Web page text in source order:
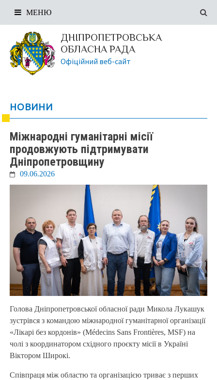
ДНІПРОПЕТРОВСЬКА
ОБЛАСНА РАДА
Офіційний веб-сайт
МЕНЮ
НОВИНИ
Міжнародні гуманітарні місії
продовжують підтримувати
Дніпропетровщину
09.06.2026
Голова Дніпропетровської обласної ради Микола Лукашук
зустрівся з командою міжнародної гуманітарної організації
«Лікарі без кордонів» (Médecins Sans Frontières, MSF) на
чолі з координатором східного проєкту місії в Україні
Віктором Широкі.
Співпраця між областю та організацією триває з перших